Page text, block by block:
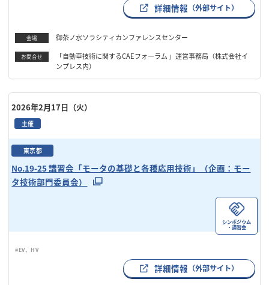
詳細情報 （外部サイト）
会場 御茶ノ水ソラシティカンファレンスセンター
お問合せ
「自動車技術に関するCAEフォーラム 」運営事務局（株式会社イ
ンプレス内）
2026年2月17日（火）
主催
東京都
No.19-25 講習会「モータの基礎と各種応用技術」（企画：モー
タ技術部門委員会）
シンポジウム
・講習会
#EV、HV
詳細情報 （外部サイト）